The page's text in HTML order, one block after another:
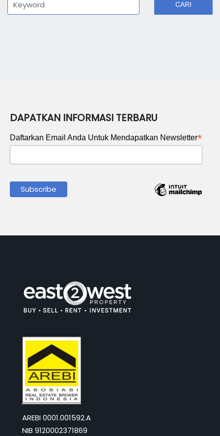
CARI
DAPATKAN INFORMASI TERBARU
Daftarkan Email Anda Untuk Mendapatkan Newsletter*
AREBI 0001.001592.A
NIB 9120002371869